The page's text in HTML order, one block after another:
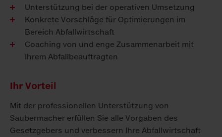
Unterstützung bei der operativen Umsetzung
Konkrete Vorschläge für Optimierungen im
Bereich Abfallwirtschaft
Coaching von und enge Zusammenarbeit mit
Ihrem Abfallbeauftragten
Ihr Vorteil
Mit der professionellen Unterstützung von
Saubermacher erfüllen Sie alle Vorgaben des
Gesetzgebers und verbessern Ihre Abfallwirtschaft